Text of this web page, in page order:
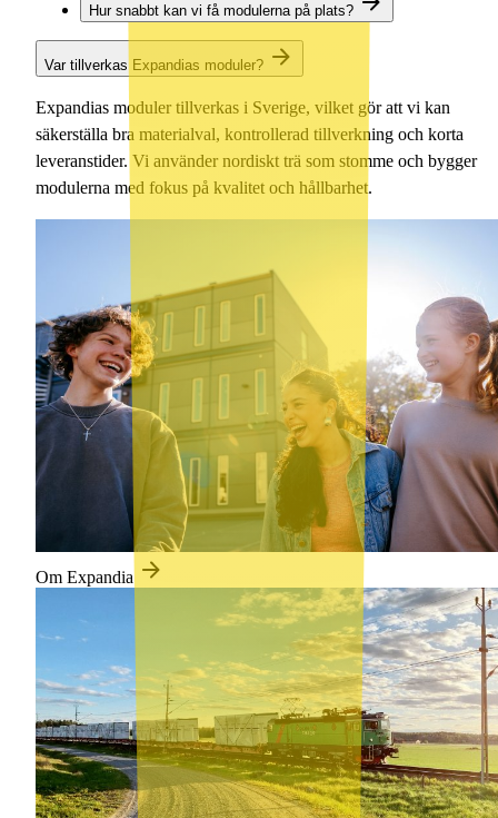
Hur snabbt kan vi få modulerna på plats?
Var tillverkas Expandias moduler?
Expandias moduler tillverkas i Sverige, vilket gör att vi kan
säkerställa bra materialval, kontrollerad tillverkning och korta
leveranstider. Vi använder nordiskt trä som stomme och bygger
modulerna med fokus på kvalitet och hållbarhet.
Om Expandia